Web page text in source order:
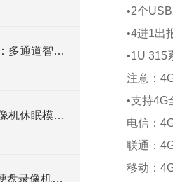
32路监控硬盘录像机：多通道智能监控，构筑全域安全防线
解锁64路高清硬盘录像机休眠模式的多重优势
如何高效安装和调试硬盘录像机：专业教程
•2个
•4进1出
•1U 315
注意：
•支持4G
电信：
联通：
移动：